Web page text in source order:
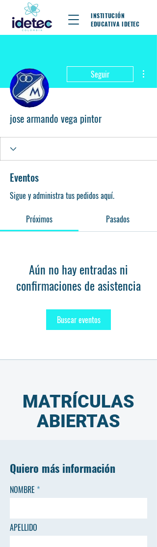
INSTITUCIÓN
EDUCATIVA IDETEC
Seguir
jose armando vega pintor
Eventos
Sigue y administra tus pedidos aquí.
Próximos
Pasados
Aún no hay entradas ni
confirmaciones de asistencia
Buscar eventos
MATRÍCULAS
ABIERTAS
Quiero más información
NOMBRE
APELLIDO